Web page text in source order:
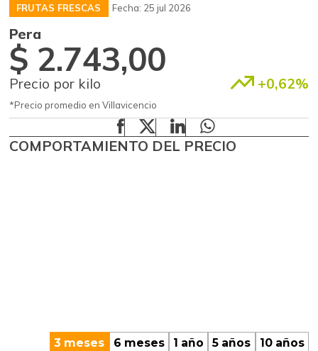
FRUTAS FRESCAS Fecha: 25 jul 2026
Pera
$ 2.743,00
Precio por kilo +0,62%
*Precio promedio en Villavicencio
COMPORTAMIENTO DEL PRECIO
3 meses 6 meses 1 año 5 años 10 años